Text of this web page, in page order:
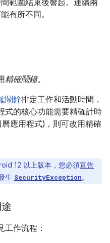
範圍結束後響起。連續兩
有所不同。
精確鬧鐘。
鬧鐘排定工作和活動時間，
式的核心功能需要精確計時
應用程式)，則可改用精確
12 以上版本，您必須宣告
生 SecurityException。
工作流程：